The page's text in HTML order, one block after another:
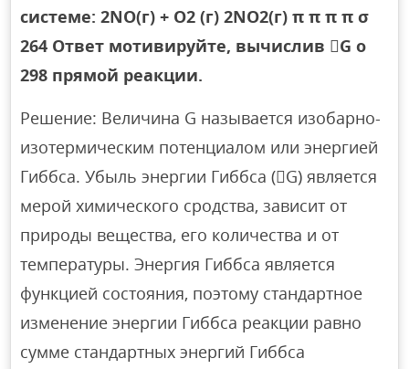
системе: 2NO(г) + O2 (г) 2NO2(г) π π π π σ
264 Ответ мотивируйте, вычислив G о
298 прямой реакции.
Решение: Величина G называется изобарно-
изотермическим потенциалом или энергией
Гиббса. Убыль энергии Гиббса (G) является
мерой химического сродства, зависит от
природы вещества, его количества и от
температуры. Энергия Гиббса является
функцией состояния, поэтому стандартное
изменение энергии Гиббса реакции равно
сумме стандартных энергий Гиббса